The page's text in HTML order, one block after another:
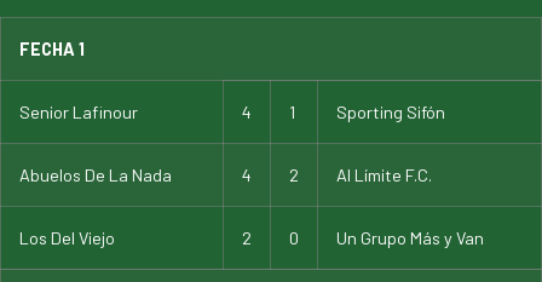
FECHA 1
Senior Lafinour 4 1 Sporting Sifón
Abuelos De La Nada 4 2 Al Límite F.C.
Los Del Viejo 2 0 Un Grupo Más y Van